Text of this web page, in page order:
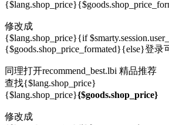
{$lang.shop_price}
修改成
{$lang.shop_price}{if
{$goods.shop_price_formated}{else}登
同理打开recommend_best.lbi 精品推荐
查找{$lang.shop_price}
{$lang.shop_price}{$goods.shop_price}
修改成